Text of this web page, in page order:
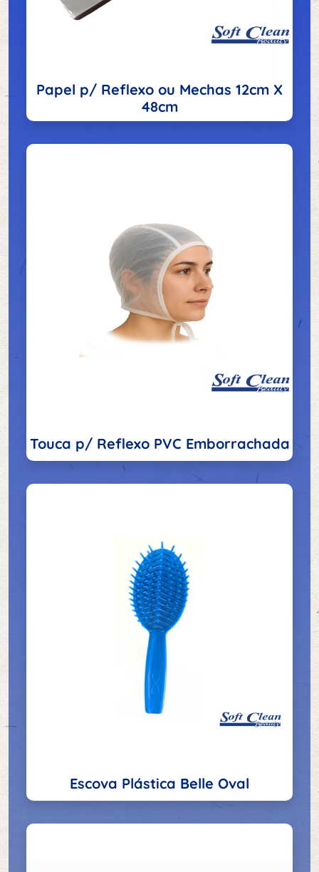
Papel p/ Reflexo ou Mechas 12cm X
48cm
Touca p/ Reflexo PVC Emborrachada
Escova Plástica Belle Oval